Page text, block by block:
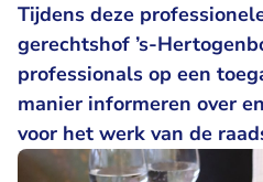
Tijdens deze
gerechtshof ’s-
professionals op een
manier informeren over
voor het werk van de